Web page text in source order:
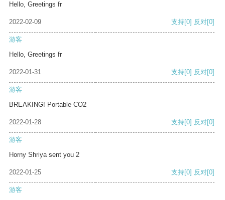
Hello, Greetings fr
2022-02-09 支持[0] 反对[0]
游客
Hello, Greetings fr
2022-01-31 支持[0] 反对[0]
游客
BREAKING! Portable CO2
2022-01-28 支持[0] 反对[0]
游客
Horny Shriya sent you 2
2022-01-25 支持[0] 反对[0]
游客